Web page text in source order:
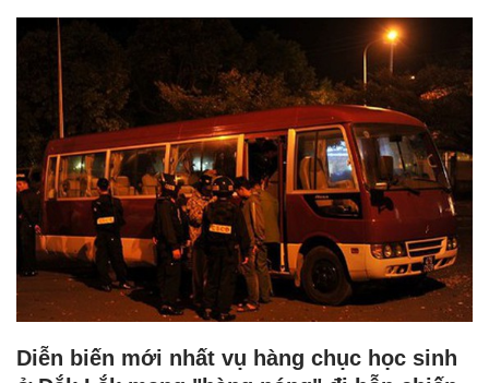
Diễn biến mới nhất vụ hàng chục học sinh